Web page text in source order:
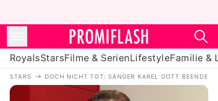
RoyalsStarsFilme & SerienLifestyleFamilie &
Royals
STARS DOCH NICHT TOT: SÄNGER KAREL GOTT BEENDET